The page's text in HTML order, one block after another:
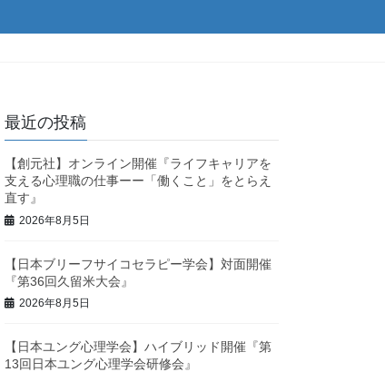
最近の投稿
【創元社】オンライン開催『ライフキャリアを
支える心理職の仕事ーー「働くこと」をとらえ
直す』
2026年8月5日
【日本ブリーフサイコセラピー学会】対面開催
『第36回久留米大会』
2026年8月5日
【日本ユング心理学会】ハイブリッド開催『第
13回日本ユング心理学会研修会』